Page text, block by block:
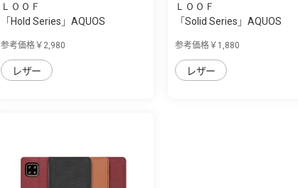
ＬＯＯＦ
「Hold Series」AQUOS
参考価格￥2,980
レザー
ＬＯＯＦ
「Solid Series」AQUOS
参考価格￥1,880
レザー